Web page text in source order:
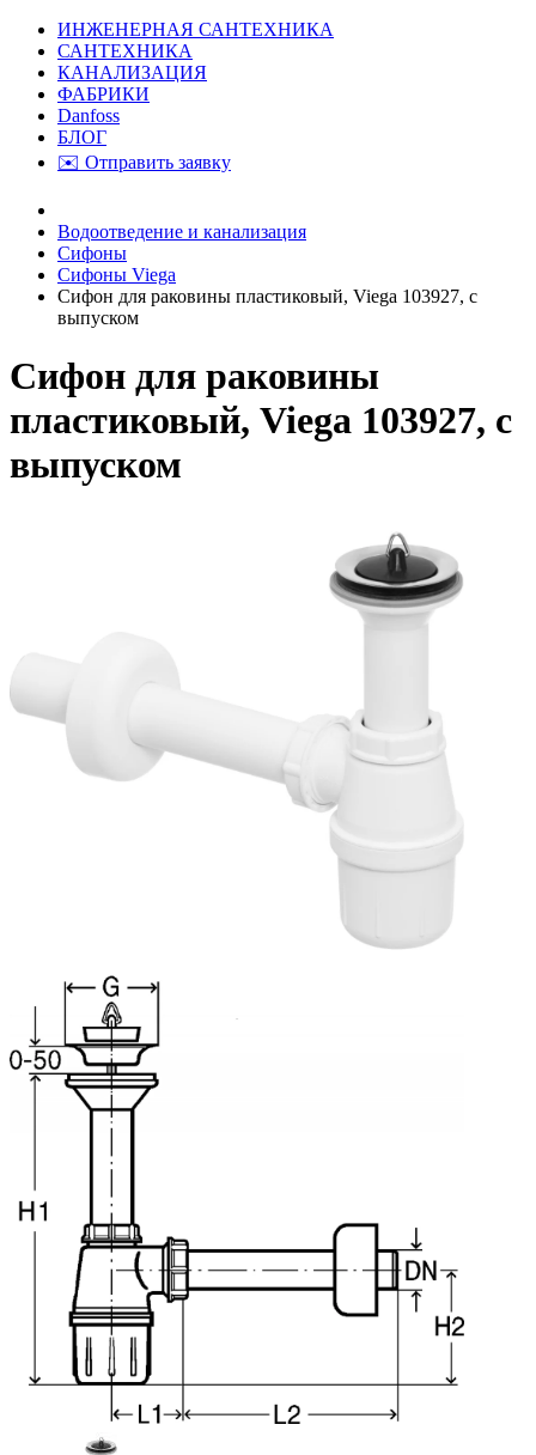
ИНЖЕНЕРНАЯ САНТЕХНИКА
САНТЕХНИКА
КАНАЛИЗАЦИЯ
ФАБРИКИ
Danfoss
БЛОГ
✉️ Отправить заявку
Водоотведение и канализация
Сифоны
Сифоны Viega
Сифон для раковины пластиковый, Viega 103927, с
выпуском
Сифон для раковины
пластиковый, Viega 103927, с
выпуском